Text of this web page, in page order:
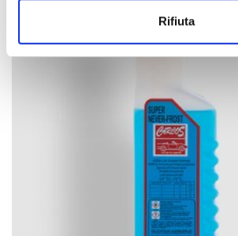
Rifiuta